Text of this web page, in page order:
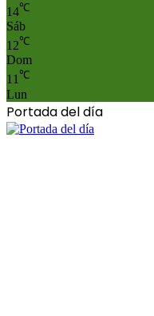
14℃
Sáb
12℃
Dom
11℃
Lun
Portada del día